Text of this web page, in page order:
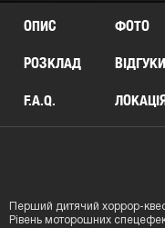
ОПИС ФОТО
РОЗКЛАД ВІДГУКИ
F.A.Q.
Перший дитячий хоррор-
Рівень моторошних